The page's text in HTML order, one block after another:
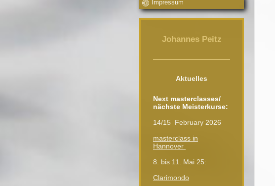
Impressum
Johannes Peitz
Aktuelles
Next masterclasses/
nächste Meisterkurse:
14/15 February 2026
masterclass in
Hannover
8. bis 11. Mai 25:
Clarimondo